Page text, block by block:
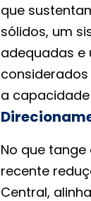
que
sólidos, um
adequadas e
a
No que
recente
Central,